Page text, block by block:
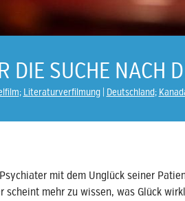
DIE SUCHE NACH
; Literaturverfilmung Deutschland;
mit dem Unglück seiner
mehr zu wissen, was Glück